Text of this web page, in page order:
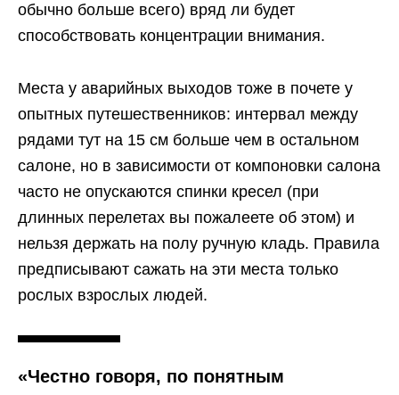
обычно больше всего) вряд ли будет
способствовать концентрации внимания.
Места у аварийных выходов тоже в почете у
опытных путешественников: интервал между
рядами тут на 15 см больше чем в остальном
салоне, но в зависимости от компоновки салона
часто не опускаются спинки кресел (при
длинных перелетах вы пожалеете об этом) и
нельзя держать на полу ручную кладь. Правила
предписывают сажать на эти места только
рослых взрослых людей.
«Честно говоря, по понятным